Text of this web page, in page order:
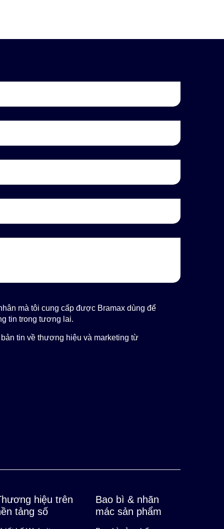
mà tôi cung cấp được Bramax dùng để
tin trong tương lai.
tin về thương hiệu và marketing từ
hiệu trên
tảng số
Bao bì & nhãn
mác sản phẩm